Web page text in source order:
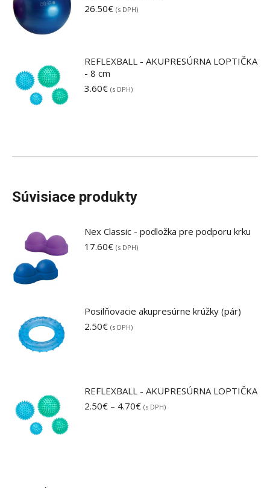
26.50€ (s DPH)
REFLEXBALL - AKUPRESÚRNA LOPTIČKA
- 8 cm
3.60€ (s DPH)
Súvisiace produkty
Nex Classic - podložka pre podporu krku
17.60€ (s DPH)
Posilňovacie akupresúrne krúžky (pár)
2.50€ (s DPH)
REFLEXBALL - AKUPRESÚRNA LOPTIČKA
2.50€ – 4.70€Price
(s DPH)